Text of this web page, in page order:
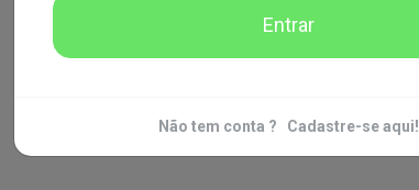
Entrar
Não tem conta ? Cadastre-se aqui!